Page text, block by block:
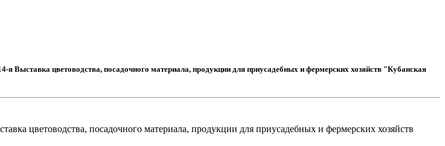
цветоводства, посадочного материала, продукции для приусадебных и фермерских хозяйств "Кубанская
цветоводства, посадочного материала, продукции для приусадебных и фермерских хозяйств